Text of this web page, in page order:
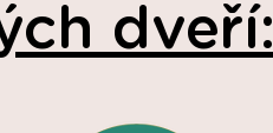
dveří: